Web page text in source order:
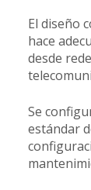
El diseño
hace
desde
Se
estándar